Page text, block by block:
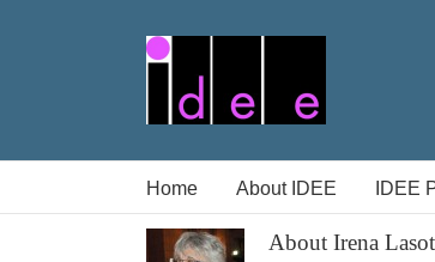
Home About IDEE IDEE
About Irena